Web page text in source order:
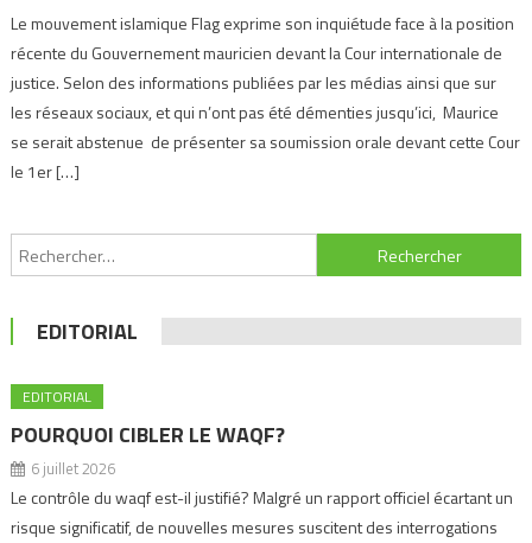
Le mouvement islamique Flag exprime son inquiétude face à la position
récente du Gouvernement mauricien devant la Cour internationale de
justice. Selon des informations publiées par les médias ainsi que sur
les réseaux sociaux, et qui n’ont pas été démenties jusqu’ici, Maurice
se serait abstenue de présenter sa soumission orale devant cette Cour
le 1er […]
Navigation
de
l’article
Rechercher :
EDITORIAL
EDITORIAL
POURQUOI CIBLER LE WAQF?
6 juillet 2026
Le contrôle du waqf est-il justifié? Malgré un rapport officiel écartant un
risque significatif, de nouvelles mesures suscitent des interrogations